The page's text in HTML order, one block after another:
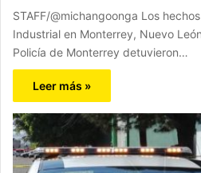
STAFF/@michangoonga Los
Industrial en Monterrey, Nuevo
Policía de Monterrey detuvieron…
Leer más »